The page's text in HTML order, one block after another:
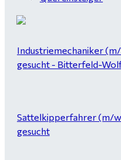
Industriemechaniker
gesucht - Bitterfeld-
Sattelkipperfahrer (m/
gesucht